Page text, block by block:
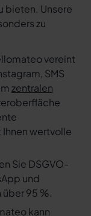
bieten. Unsere
zu
vereint
SMS
zentralen
wertvolle
Sie DSGVO-
und
95 %.
kann